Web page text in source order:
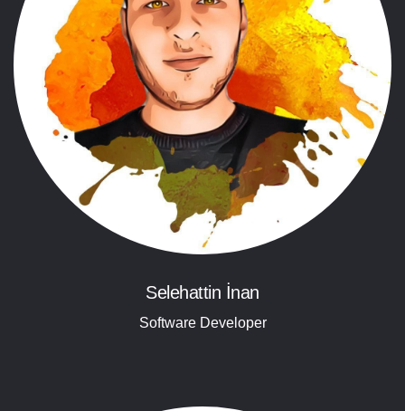
Selehattin İnan
Software Developer